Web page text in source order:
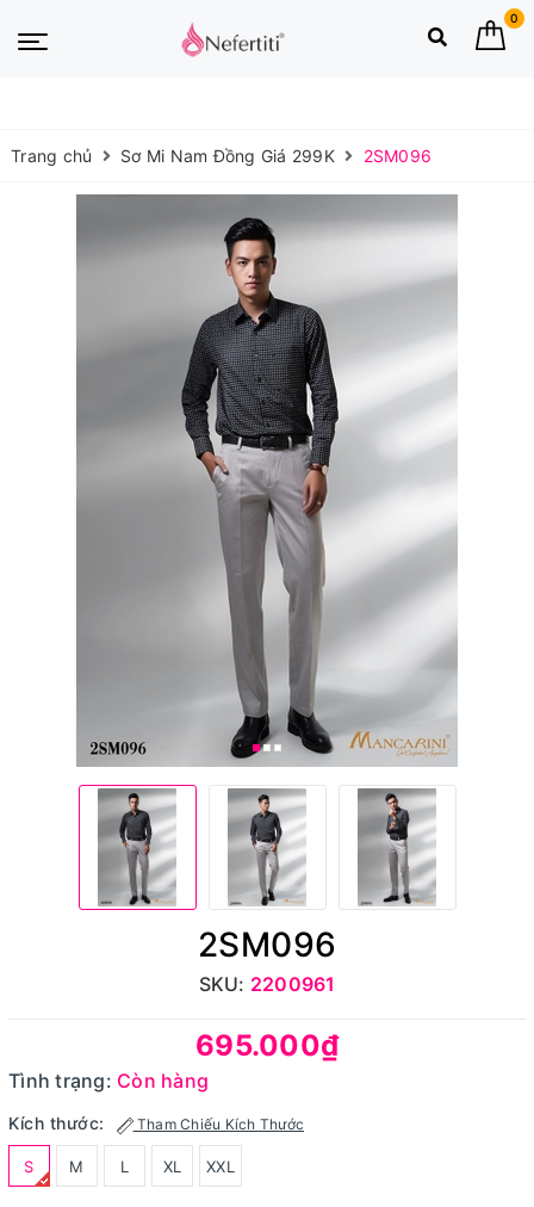
0
Trang chủ Sơ Mi Nam Đồng Giá 299K 2SM096
2SM096
SKU: 2200961
695.000₫
Tình trạng: Còn hàng
Kích thước: Tham Chiếu Kích Thước
S M L XL XXL